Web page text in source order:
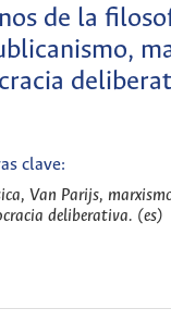
de la
clave:
Van Parijs,
deliberativa. (es)